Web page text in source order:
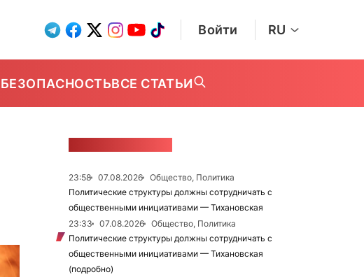
Войти RU
БЕЗОПАСНОСТЬВСЕ СТАТЬИ
23:58 07.08.2026
Общество, Политика
Политические структуры должны сотрудничать с
общественными инициативами — Тихановская
23:33
07.08.2026
Общество, Политика
Политические структуры должны сотрудничать с
общественными инициативами — Тихановская
(подробно)